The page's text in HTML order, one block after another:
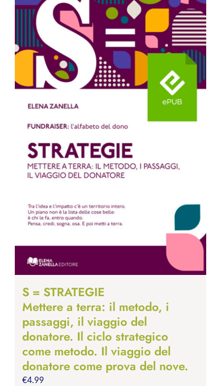
S = STRATEGIE
Mettere a terra: il metodo, i
passaggi, il viaggio del
donatore. Il ciclo strategico
come metodo. Il viaggio del
donatore come prova del nove.
€4.99